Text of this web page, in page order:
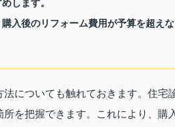
します。
購入後のリフォーム費用が予算を超え
についても触れておきます。住
を把握できます。これにより、購